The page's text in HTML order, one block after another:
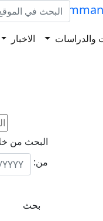
والدراسات الاخبار
البحث من
من: